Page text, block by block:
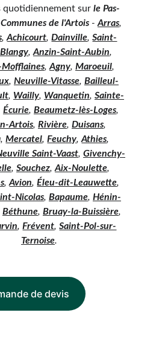
quotidiennement sur le Pas-
de l'Artois - Arras,
, Achicourt, Dainville, Saint-
, Anzin-Saint-Aubin,
, Agny, Maroeuil,
, Neuville-Vitasse, Bailleul-
, Wailly, Wanquetin, Sainte-
Écurie, Beaumetz-lès-Loges,
Artois, Rivière, Duisans,
, Mercatel, Feuchy, Athies,
Saint-Vaast, Givenchy-
, Souchez, Aix-Noulette,
, Avion, Éleu-dit-Leauwette,
Nicolas, Bapaume, Hénin-
Béthune, Bruay-la-Buissière,
, Frévent, Saint-Pol-sur-
Ternoise.
de devis